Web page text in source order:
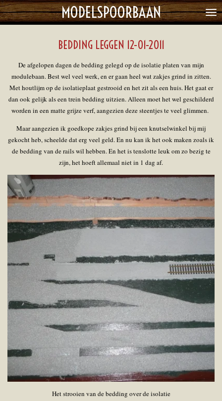
Ga
direct
MODELSPOORBAAN
BEDDING LEGGEN 12-01-2011
De afgelopen dagen de bedding gelegd op de isolatie platen van mijn
modulebaan. Best wel veel werk, en er gaan heel wat zakjes grind in zitten.
Met houtlijm op de isolatieplaat gestrooid en het zit als een huis. Het gaat er
dan ook gelijk als een trein bedding uitzien. Alleen moet het wel geschilderd
worden in een matte grijze verf, aangezien deze steentjes te veel glimmen.
Maar aangezien ik goedkope zakjes grind bij een knutselwinkel bij mij
gekocht heb, scheelde dat erg veel geld. En nu kan ik het ook maken zoals ik
de bedding van de rails wil hebben. En het is tenslotte leuk om zo bezig te
zijn, het hoeft allemaal niet in 1 dag af.
Het strooien van de bedding over de isolatie